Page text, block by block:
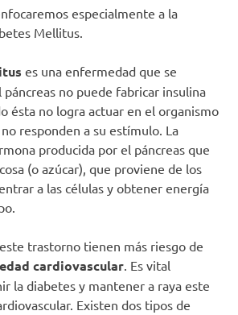
especialmente a la
Mellitus.
es una enfermedad que se
páncreas no puede fabricar insulina
ésta no logra actuar en el organismo
responden a su estímulo. La
producida por el páncreas que
(o azúcar), que proviene de los
a las células y obtener energía
trastorno tienen más riesgo de
cardiovascular. Es vital
la diabetes y mantener a raya este
Existen dos tipos de